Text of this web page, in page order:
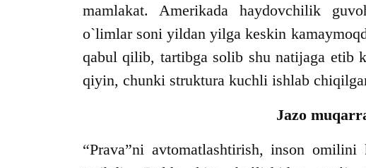
mamlakat. Amerikada haydovchilik
o`limlar soni yildan yilga keskin
qabul qilib, tartibga solib shu natijaga etib
qiyin, chunki struktura kuchli ishlab
Jazo
“Prava”ni avtomatlashtirish, inson